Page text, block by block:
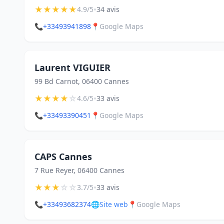
★★★★★4.9/5•34 avis
📞+33493941898 📍 Google Maps
Laurent VIGUIER
99 Bd Carnot, 06400 Cannes
★★★★☆4.6/5•33 avis
📞+33493390451 📍 Google Maps
CAPS Cannes
7 Rue Reyer, 06400 Cannes
★★★☆☆3.7/5•33 avis
📞+33493682374🌐Site web 📍 Google Maps